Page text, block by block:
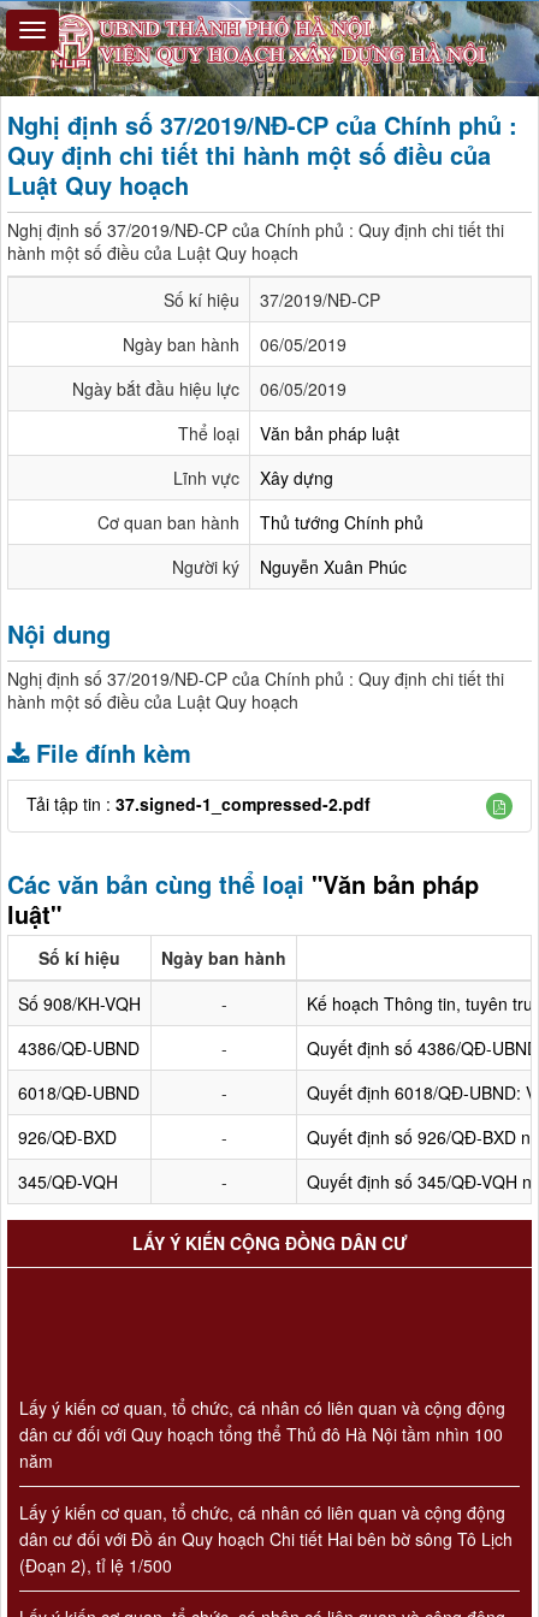
Nghị định số 37/2019/NĐ-CP của Chính phủ :
Quy định chi tiết thi hành một số điều của
Luật Quy hoạch
Nghị định số 37/2019/NĐ-CP của Chính phủ : Quy định chi tiết thi
hành một số điều của Luật Quy hoạch
Số kí hiệu
37/2019/NĐ-CP
Ngày ban hành
06/05/2019
Ngày bắt đầu hiệu lực
06/05/2019
Thể loại
Văn bản pháp luật
Lĩnh vực
Xây dựng
Cơ quan ban hành
Thủ tướng Chính phủ
Người ký
Nguyễn Xuân Phúc
Nội dung
Nghị định số 37/2019/NĐ-CP của Chính phủ : Quy định chi tiết thi
hành một số điều của Luật Quy hoạch
File đính kèm
Tải tập tin : 37.signed-1_compressed-2.pdf
Các văn bản cùng thể loại "Văn bản pháp
luật"
Số kí hiệu
Ngày ban hành
Số 908/KH-VQH
-
Kế hoạch Thông tin, tuyên
4386/QĐ-UBND
-
Quyết định số 4386/QĐ-
6018/QĐ-UBND
-
Quyết định 6018/QĐ-UBND:
926/QĐ-BXD
-
Quyết định số 926/QĐ-BXD
345/QĐ-VQH
- Quyết định số 345/QĐ-VQH
LẤY Ý KIẾN CỘNG ĐỒNG DÂN CƯ
Lấy ý kiến cơ quan, tổ chức, cá nhân có liên quan và cộng động
dân cư đối với Quy hoạch tổng thể Thủ đô Hà Nội tầm nhìn 100
năm
Lấy ý kiến cơ quan, tổ chức, cá nhân có liên quan và cộng động
dân cư đối với Đồ án Quy hoạch Chi tiết Hai bên bờ sông Tô Lịch
(Đoạn 2), tỉ lệ 1/500
Lấy ý kiến cơ quan, tổ chức, cá nhân có liên quan và cộng động